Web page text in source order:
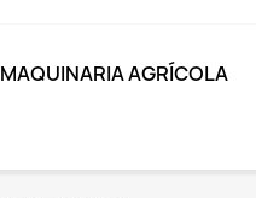
MAQUINARIA AGRÍCOLA